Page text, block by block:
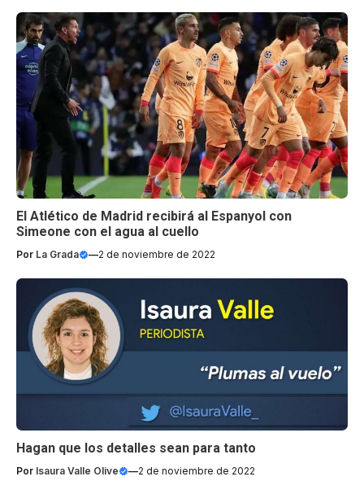
El Atlético de Madrid recibirá al Espanyol con
Simeone con el agua al cuello
Por La Grada —2 de noviembre de 2022
Hagan que los detalles sean para tanto
Por Isaura Valle Olive —2 de noviembre de 2022